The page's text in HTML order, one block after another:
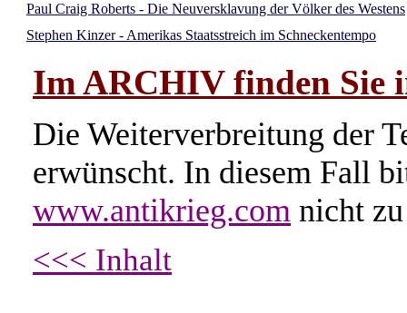
Paul Craig Roberts - Die Neuversklavung der Völker des Westens
Stephen Kinzer - Amerikas Staatsstreich im Schneckentempo
Im ARCHIV finden Sie
Die Weiterverbreitung der
erwünscht. In diesem Fall
www.antikrieg.com nicht
<<< Inhalt